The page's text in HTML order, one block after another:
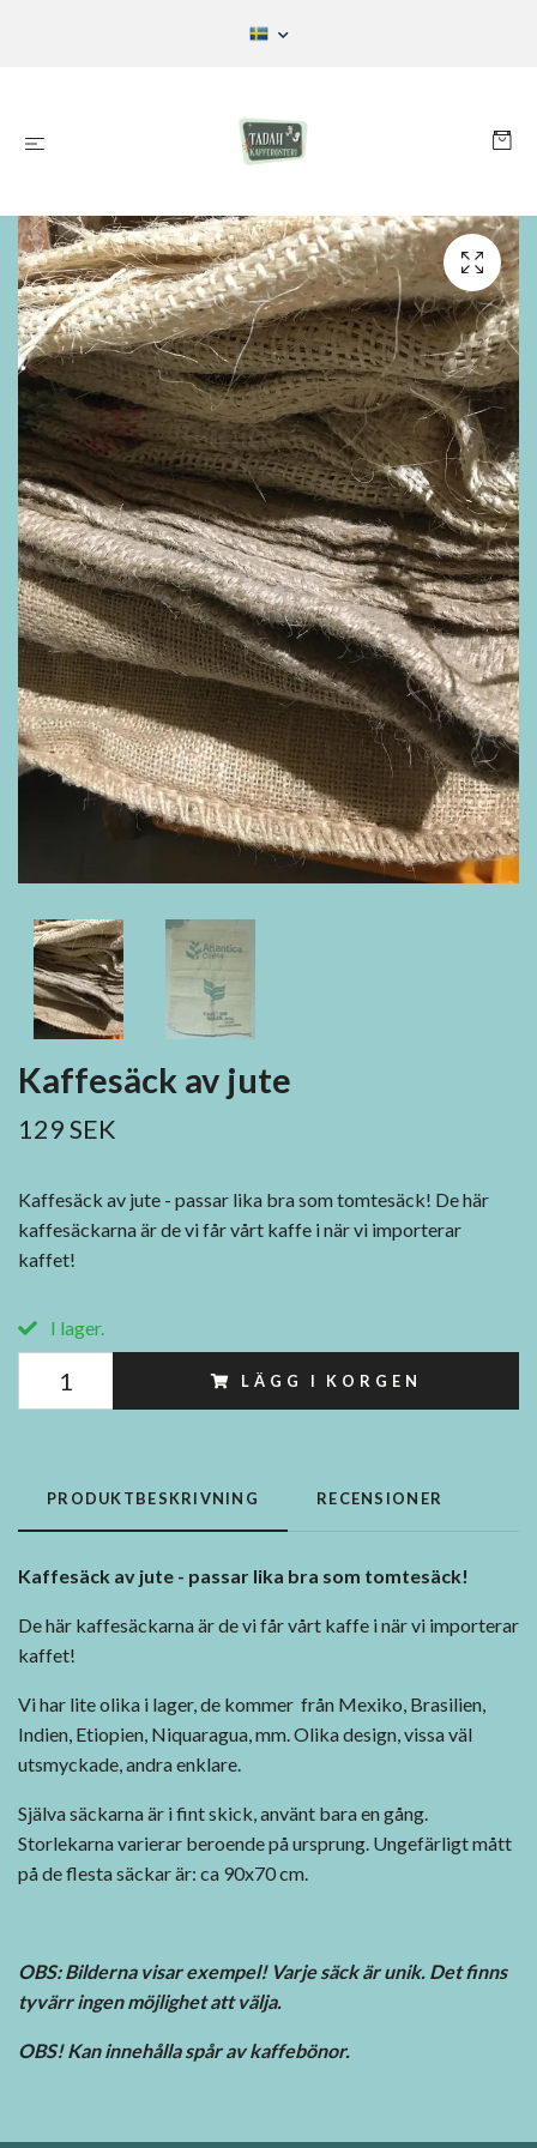
Kaffesäck av jute
129 SEK
Kaffesäck av jute - passar lika bra som tomtesäck! De här
kaffesäckarna är de vi får vårt kaffe i när vi importerar
kaffet!
I lager.
LÄGG I KORGEN
PRODUKTBESKRIVNING RECENSIONER
Kaffesäck av jute - passar lika bra som tomtesäck!
De här kaffesäckarna är de vi får vårt kaffe i när vi importerar
kaffet!
Vi har lite olika i lager, de kommer från Mexiko, Brasilien,
Indien, Etiopien, Niquaragua, mm. Olika design, vissa väl
utsmyckade, andra enklare.
Själva säckarna är i fint skick, använt bara en gång.
Storlekarna varierar beroende på ursprung. Ungefärligt mått
på de flesta säckar är: ca 90x70 cm.
OBS: Bilderna visar exempel! Varje säck är unik. Det finns
tyvärr ingen möjlighet att välja.
OBS! Kan innehålla spår av kaffebönor.